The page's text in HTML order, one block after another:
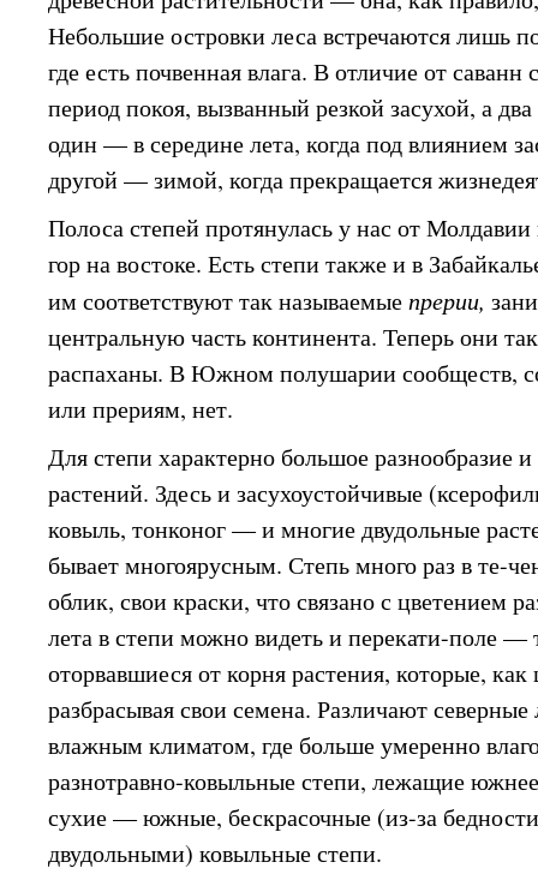
Небольшие островки леса встречаются лишь
где есть почвенная влага. В отличие от
период покоя, вызванный резкой засухой, а
один — в середине лета, когда под влиянием
другой — зимой, когда прекращается
Полоса степей протянулась у нас от
гор на востоке. Есть степи также и в
им соответствуют так называемыепрерии,
центральную часть континента. Теперь они
распаханы. В Южном полушарии сообществ,
или прериям, нет.
Для степи характерно большое разнообразие и
растений. Здесь и засухоустойчивые
ковыль, тонконог — и многие двудольные
бывает многоярусным. Степь много раз в те-
облик, свои краски, что связано с цветением
лета в степи можно видеть и перекати-поле —
оторвавшиеся от корня растения, которые,
разбрасывая свои семена. Различают северные
влажным климатом, где больше умеренно
разнотравно-ковыльные степи, лежащие
сухие — южные, бескрасочные (из-за
двудольными) ковыльные степи.